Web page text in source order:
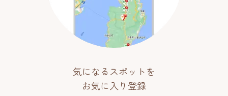
気になるスポットを
お気に入り登録